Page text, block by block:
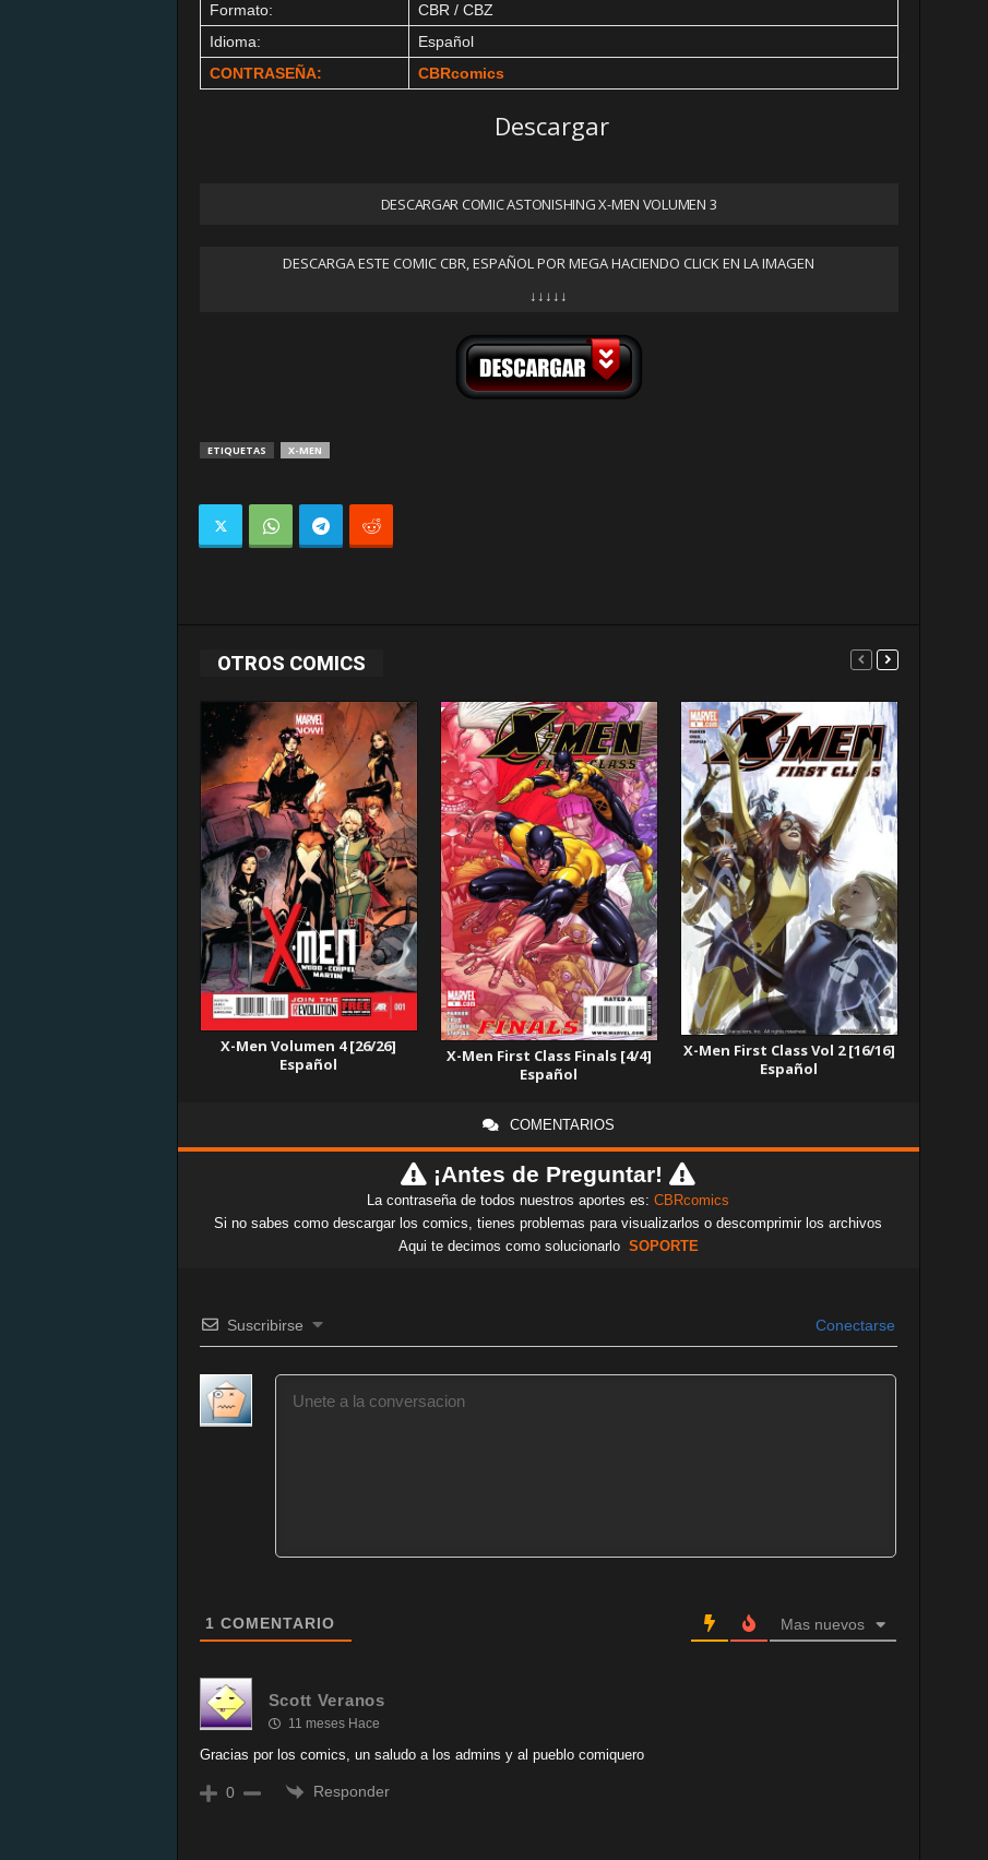
Formato:
CBR / CBZ
Idioma:
Español
CONTRASEÑA:
CBRcomics
Descargar
DESCARGAR COMIC ASTONISHING X-MEN VOLUMEN 3
DESCARGA ESTE COMIC CBR, ESPAÑOL POR MEGA HACIENDO CLICK EN LA IMAGEN
↓↓↓↓↓
ETIQUETAS X-MEN
OTROS COMICS
X-Men Volumen 4 [26/26]
Español
X-Men First Class Finals [4/4]
Español
X-Men First Class Vol 2 [16/16]
Español
COMENTARIOS
¡Antes de Preguntar!
La contraseña de todos nuestros aportes es: CBRcomics
Si no sabes como descargar los comics, tienes problemas para visualizarlos o descomprimir los archivos
Aqui te decimos como solucionarlo SOPORTE
Suscribirse Conectarse
1 COMENTARIO Mas nuevos
Scott Veranos
11 meses Hace
Gracias por los comics, un saludo a los admins y al pueblo comiquero
0 Responder